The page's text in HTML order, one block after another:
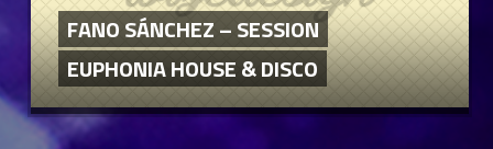
FANO SÁNCHEZ – SESSION
EUPHONIA HOUSE & DISCO